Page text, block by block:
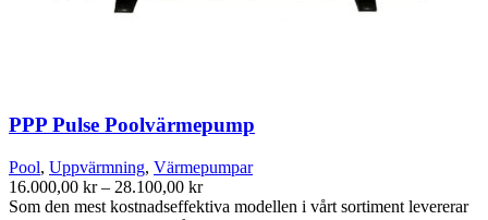
PPP Pulse Poolvärmepump
Pool, Uppvärmning, Värmepumpar
16.000,00 kr – 28.100,00 krPrisintervall:
16.000,00 kr
Som den mest kostnadseffektiva modellen i vårt sortiment levererar